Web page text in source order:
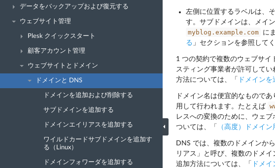
データをバックアップおよび復元する
ウェブサイト管理
Plesk クイックスタート
顧客アカウント管理
ウェブサイトとドメイン
ドメインと DNS
ドメインを追加および削除する
サブドメインを追加する
ドメインエイリアスを追加する
ワイルドカードサブドメインを追加す
る（Linux）
ドメインフォワーダを追加する
左側に位置するラベルは、
す。サブドメインは、メイ
myblog.example.com に
る 」セクションを参照して
1 つの契約で複数のウェブサイ
スティング事業者が許可して
方法については、「
ドメインを
ドメイン名は便宜的なもので
用して行われます。たとえば
レスへの変換のために、ウェ
ついては、「
（高度）ドメイ
DNS では、複数のドメインか
リアス」と呼び、複数のドメ
追加方法については、「
ドメ